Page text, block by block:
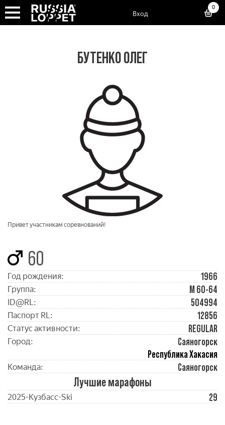
Вход
0
БУТЕНКО ОЛЕГ
Привет участникам соревнований!
60
Год рождения: 1966
Группа: М 60-64
ID@RL: 504994
Паспорт RL: 12856
Статус активности: REGULAR
Город:
Саяногорск
Республика Хакасия
Команда: Саяногорск
Лучшие марафоны
2025-Кузбасc-Ski 29